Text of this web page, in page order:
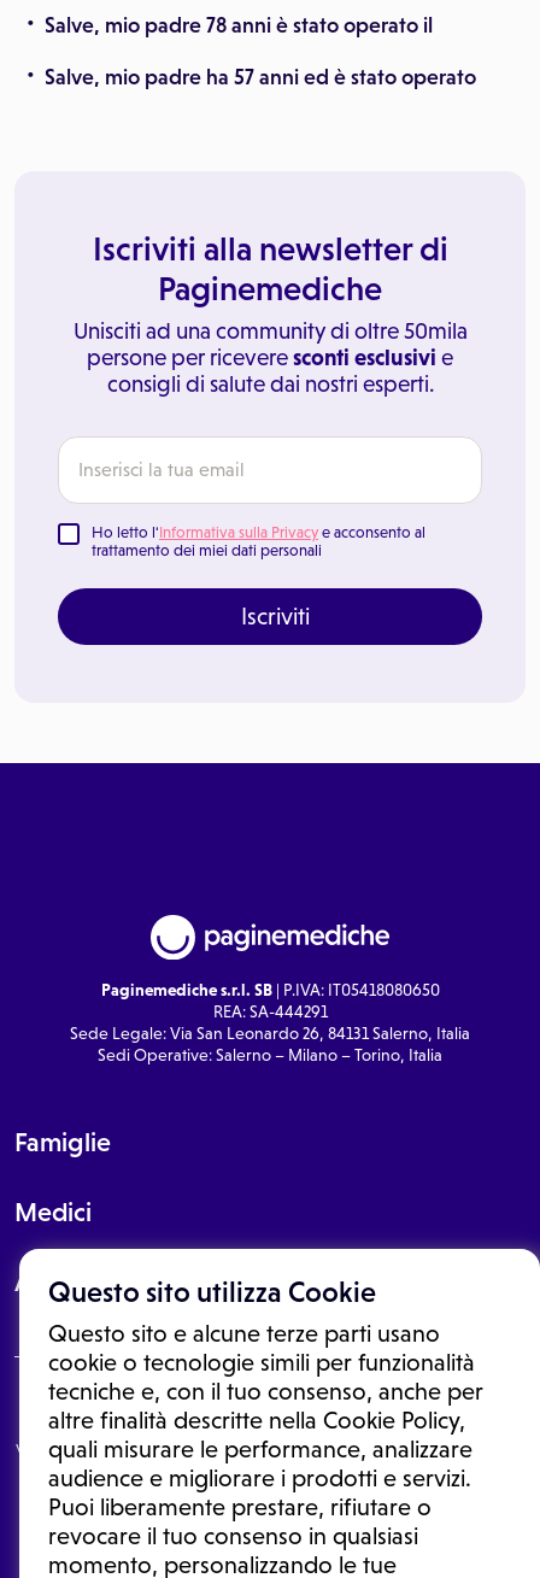
Questo sito utilizza Cookie
Questo sito e alcune terze parti usano
cookie o tecnologie simili per funzionalità
tecniche e, con il tuo consenso, anche per
altre finalità descritte nella Cookie Policy,
quali misurare le performance, analizzare
audience e migliorare i prodotti e servizi.
Puoi liberamente prestare, rifiutare o
revocare il tuo consenso in qualsiasi
momento, personalizzando le tue
Salve, mio padre 78 anni è stato operato il
Salve, mio padre ha 57 anni ed è stato operato
Iscriviti alla newsletter di
Paginemediche
Unisciti ad una community di oltre 50mila
persone per riceveresconti esclusivi e
consigli di salute dai nostri esperti.
Ho letto l'Informativa sulla Privacy e acconsento al
trattamento dei miei dati personali
Iscriviti
Paginemediche s.r.l. SB| P.IVA: IT05418080650
REA: SA-444291
Sede Legale: Via San Leonardo 26, 84131 Salerno, Italia
Sedi Operative: Salerno – Milano – Torino, Italia
Famiglie
Medici
About
Le informazioni proposte in questo sito non sono un consulto medico.
In nessun caso, queste informazioni sostituiscono un consulto, una
visita o una diagnosi formulata dal medico. Non si devono considerare
le informazioni disponibili come suggerimenti per la formulazione di
una diagnosi, la determinazione di un trattamento o l'assunzione o
sospensione di un farmaco senza prima consultare un medico di
medicina generale o uno specialista.
Condizioni di utilizzo|Privacy Policy |Gestione cookie